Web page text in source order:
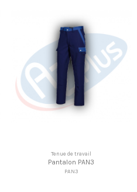
Tenue de travail
Pantalon PAN3
PAN3